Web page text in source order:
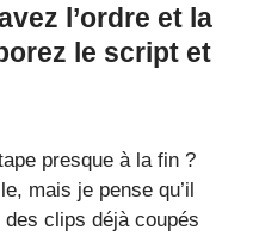
l’ordre et la
le script et
presque à la fin ?
mais je pense qu’il
clips déjà coupés